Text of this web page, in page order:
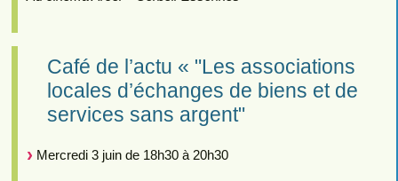
Café de l’actu « "Les associations
locales d’échanges de biens et de
services sans argent"
Mercredi 3 juin de 18h30 à 20h30